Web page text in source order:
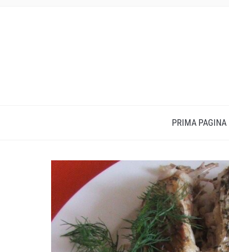
PRIMA PAGINA